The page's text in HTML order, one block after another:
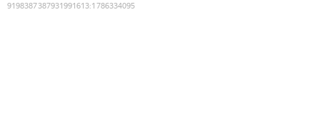
9198387387931991613:1786334095